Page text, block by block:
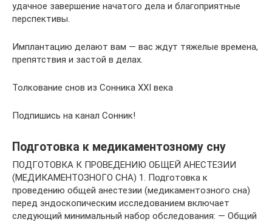
удачное завершение начатого дела и благоприятные
перспективы.
Имплантацию делают вам — вас ждут тяжелые времена,
препятствия и застой в делах.
Толкование снов из Сонника XXI века
Подпишись на канал Сонник!
Подготовка к медикаментозному сну
ПОДГОТОВКА К ПРОВЕДЕНИЮ ОБЩЕЙ АНЕСТЕЗИИ
(МЕДИКАМЕНТОЗНОГО СНА) 1. Подготовка к
проведению общей анестезии (медикаментозного сна)
перед эндоскопическим исследованием включает
следующий минимальный набор обследования: — Общий